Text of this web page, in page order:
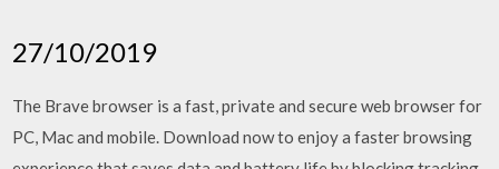
27/10/2019
The Brave browser is a fast, private and secure web browser for
PC, Mac and mobile. Download now to enjoy a faster browsing